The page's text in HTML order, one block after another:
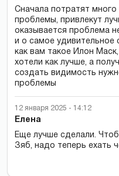
Сначала потратят
проблемы, привлекут
оказывается проблема
и о самое удивительное
как вам такое Илон
хотели как лучше, а
создать видимость
проблемы
12 января 2025 - 14:12
Елена
Еще лучше сделали.
Зяб, надо теперь ехать